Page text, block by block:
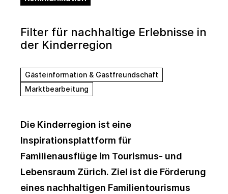
Filter für nachhaltige Erlebnisse in
der Kinderregion
Gästeinformation & Gastfreundschaft
Marktbearbeitung
Die Kinderregion ist eine
Inspirationsplattform für
Familienausflüge im Tourismus- und
Lebensraum Zürich. Ziel ist die Förderung
eines nachhaltigen Familientourismus